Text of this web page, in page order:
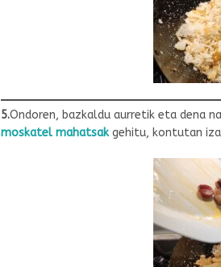
5.Ondoren, bazkaldu aurretik eta dena
moskatel mahatsak gehitu, kontutan